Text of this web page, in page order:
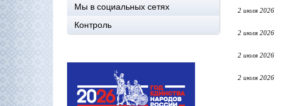
Мы в социальных сетях
Контроль
2 июля 2026
2 июля 2026
2 июля 2026
2 июля 2026